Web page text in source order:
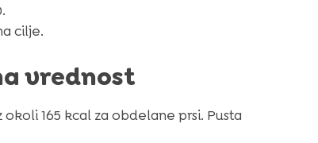
cilje.
vrednost
165 kcal za obdelane prsi. Pusta